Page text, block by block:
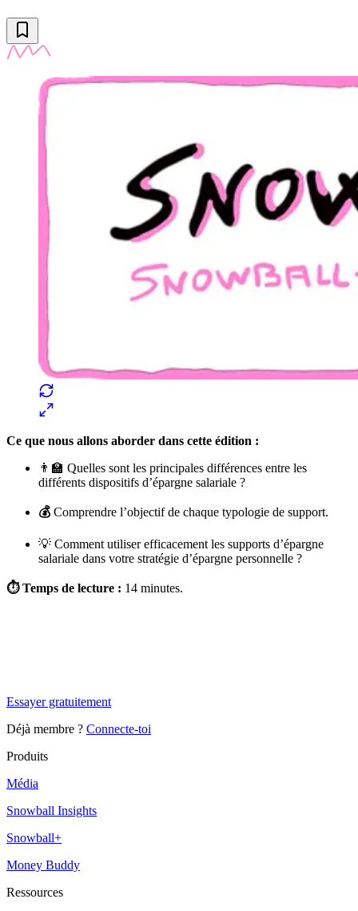
Ce que nous allons aborder dans cette édition :
👨‍🏫 Quelles sont les principales différences entre les
différents dispositifs d’épargne salariale ?
💰 Comprendre l’objectif de chaque typologie de support.
💡 Comment utiliser efficacement les supports d’épargne
salariale dans votre stratégie d’épargne personnelle ?
⏱️ Temps de lecture : 14 minutes.
Essayer gratuitement
Déjà membre ? Connecte-toi
Produits
Média
Snowball Insights
Snowball+
Money Buddy
Ressources